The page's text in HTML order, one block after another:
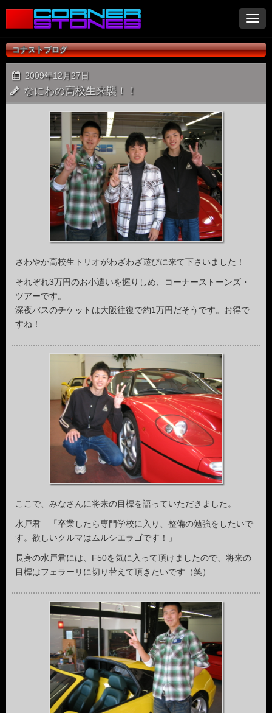
ナ
ビ
ゲ
ー
コナストブログ
2009年12月27日
なにわの高校生来襲！！
さわやか高校生トリオがわざわざ遊びに来て下さいました！
それぞれ3万円のお小遣いを握りしめ、コーナーストーンズ・
ツアーです。
深夜バスのチケットは大阪往復で約1万円だそうです。お得で
すね！
ここで、みなさんに将来の目標を語っていただきました。
水戸君 「卒業したら専門学校に入り、整備の勉強をしたいで
す。欲しいクルマはムルシエラゴです！」
長身の水戸君には、F50を気に入って頂けましたので、将来の
目標はフェラーリに切り替えて頂きたいです（笑）